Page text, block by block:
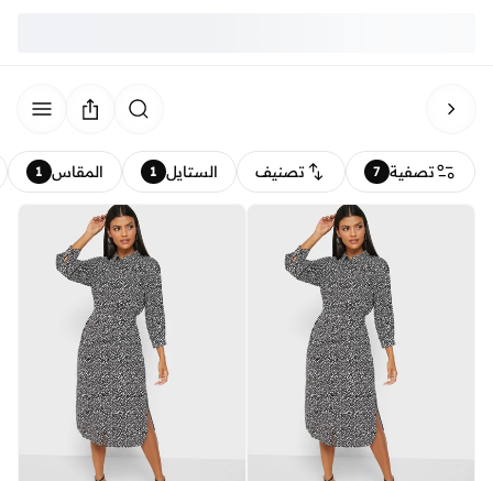
تصفية 7 تصنيف الستايل 1 المقاس 1